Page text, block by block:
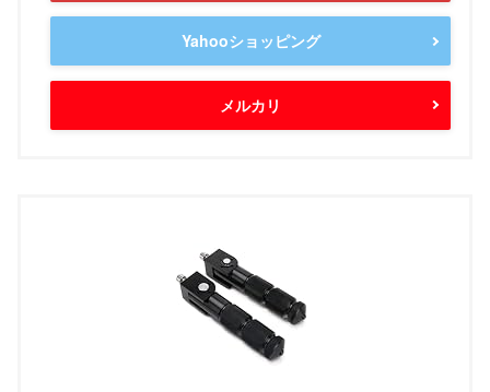
Yahooショッピング
メルカリ